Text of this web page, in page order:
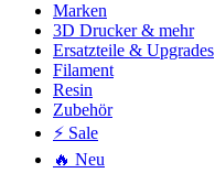
Marken
3D Drucker & mehr
Ersatzteile & Upgrades
Filament
Resin
Zubehör
⚡ Sale
🔥 Neu